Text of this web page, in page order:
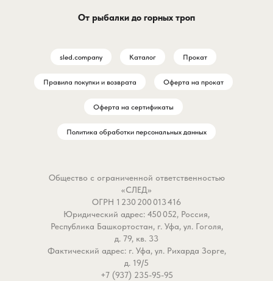
От рыбалки до горных троп
sled.company Каталог Прокат
Правила покупки и возврата Оферта на прокат
Оферта на сертификаты
Политика обработки персональных данных
Общество с ограниченной ответственностью
«СЛЕД»
ОГРН 1 230 200 013 416
Юридический адрес: 450 052, Россия,
Республика Башкортостан, г. Уфа, ул. Гоголя,
д. 79, кв. 33
Фактический адрес: г. Уфа, ул. Рихарда Зорге,
д. 19/5
+7 (937) 235-95-95